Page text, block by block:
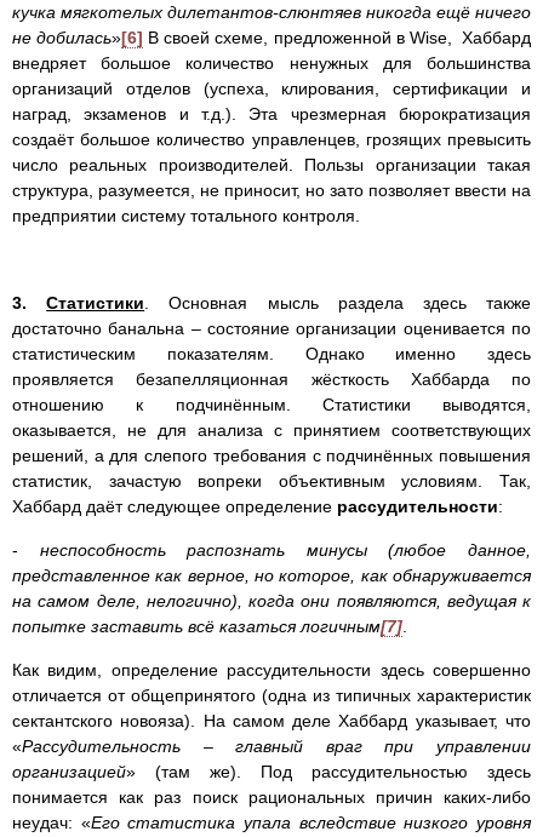
кучка мягкотелых дилетантов-слюнтяев никогда ещё ничего
не добилась»[6] В своей схеме, предложенной в Wise, Хаббард
внедряет большое количество ненужных для большинства
организаций отделов (успеха, клирования, сертификации и
наград, экзаменов и т.д.). Эта чрезмерная бюрократизация
создаёт большое количество управленцев, грозящих превысить
число реальных производителей. Пользы организации такая
структура, разумеется, не приносит, но зато позволяет ввести на
предприятии систему тотального контроля.
3.Статистики . Основная мысль раздела здесь также
достаточно банальна – состояние организации оценивается по
статистическим показателям. Однако именно здесь
проявляется безапелляционная жёсткость Хаббарда по
отношению к подчинённым. Статистики выводятся,
оказывается, не для анализа с принятием соответствующих
решений, а для слепого требования с подчинённых повышения
статистик, зачастую вопреки объективным условиям. Так,
Хаббард даёт следующее определение рассудительности:
- неспособность распознать минусы (любое данное,
представленное как верное, но которое, как обнаруживается
на самом деле, нелогично), когда они появляются, ведущая к
попытке заставить всё казаться логичным[7]
Как видим, определение рассудительности здесь совершенно
отличается от общепринятого (одна из типичных характеристик
сектантского новояза). На самом деле Хаббард указывает, что
«Рассудительность – главный враг при управлении
организацией» (там же). Под рассудительностью здесь
понимается как раз поиск рациональных причин каких-либо
неудач: «Его статистика упала вследствие низкого уровня